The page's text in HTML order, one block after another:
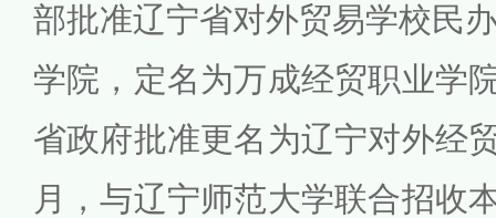
部批准辽宁省对外贸易学校民
学院，定名为万成经贸职业学
省政府批准更名为辽宁对外经
月，与辽宁师范大学联合招收